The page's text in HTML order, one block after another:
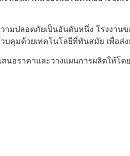
มปลอดภัยเป็นอันดับหนึ่ง โรงงานข
บคุมด้วยเทคโนโลยีที่ทันสมัย เพื่
สนอราคาและวางแผนการผลิตให้โ